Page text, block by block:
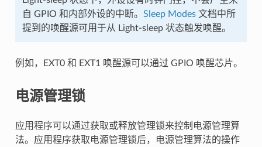
自 GPIO 和内部外设的中断。 Sleep Modes文档中所
提到的唤醒源可用于从 Light-sleep 状态触发唤醒。
例如，EXT0 和 EXT1 唤醒源可以通过 GPIO 唤醒芯片。
电源管理锁
应用程序可以通过获取或释放管理锁来控制电源管理算
法。应用程序获取电源管理锁后，电源管理算法的操作